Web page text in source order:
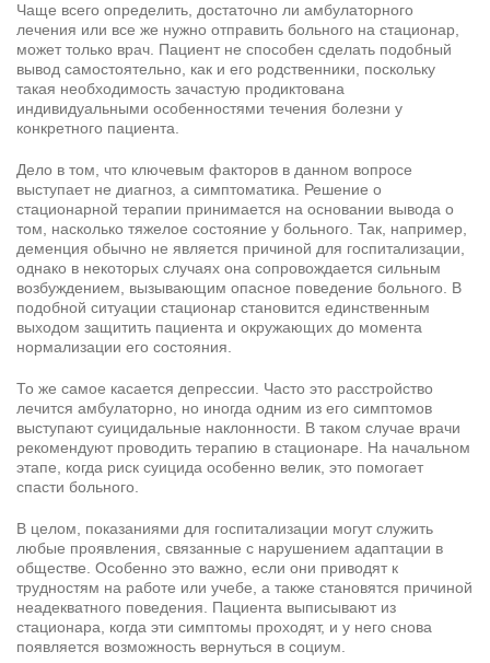
Чаще всего определить, достаточно ли амбулаторного
лечения или все же нужно отправить больного на стационар,
может только врач. Пациент не способен сделать подобный
вывод самостоятельно, как и его родственники, поскольку
такая необходимость зачастую продиктована
индивидуальными особенностями течения болезни у
конкретного пациента.
Дело в том, что ключевым факторов в данном вопросе
выступает не диагноз, а симптоматика. Решение о
стационарной терапии принимается на основании вывода о
том, насколько тяжелое состояние у больного. Так, например,
деменция обычно не является причиной для госпитализации,
однако в некоторых случаях она сопровождается сильным
возбуждением, вызывающим опасное поведение больного. В
подобной ситуации стационар становится единственным
выходом защитить пациента и окружающих до момента
нормализации его состояния.
То же самое касается депрессии. Часто это расстройство
лечится амбулаторно, но иногда одним из его симптомов
выступают суицидальные наклонности. В таком случае врачи
рекомендуют проводить терапию в стационаре. На начальном
этапе, когда риск суицида особенно велик, это помогает
спасти больного.
В целом, показаниями для госпитализации могут служить
любые проявления, связанные с нарушением адаптации в
обществе. Особенно это важно, если они приводят к
трудностям на работе или учебе, а также становятся причиной
неадекватного поведения. Пациента выписывают из
стационара, когда эти симптомы проходят, и у него снова
появляется возможность вернуться в социум.